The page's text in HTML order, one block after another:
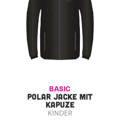
BASIC
POLAR JACKE MIT
KAPUZE
KINDER